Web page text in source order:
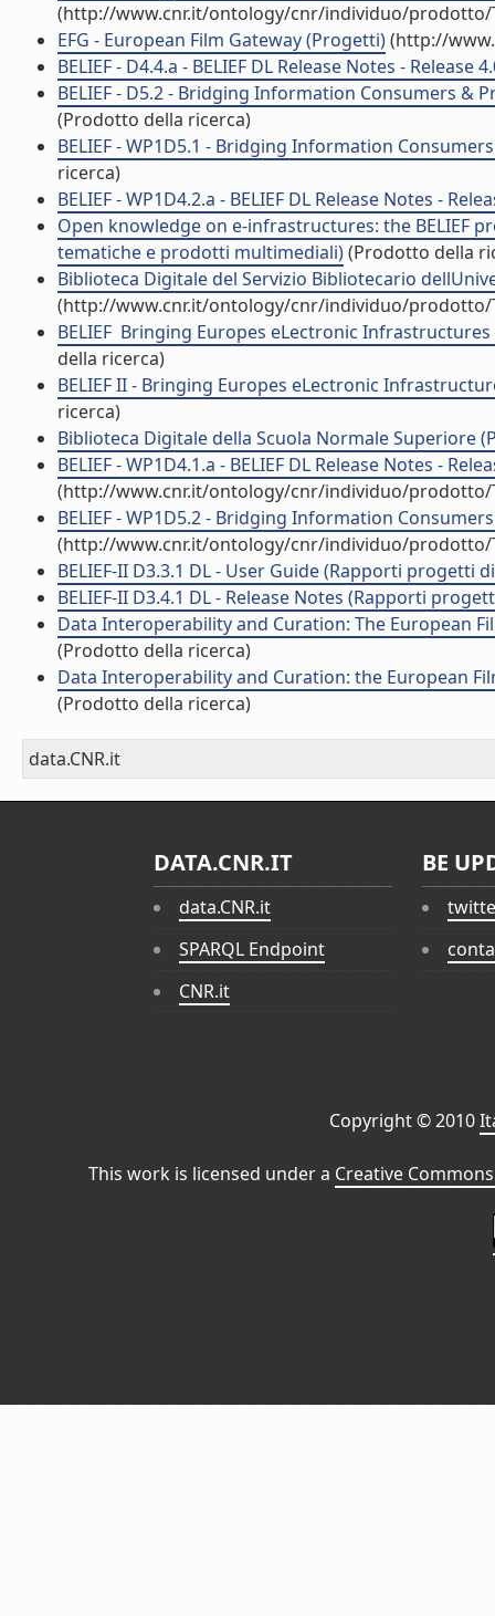
(http://www.cnr.it/ontology/cnr/individuo/prodotto/
EFG - European Film Gateway (Progetti)(http://
BELIEF - D4.4.a - BELIEF DL Release Notes -
BELIEF - D5.2 - Bridging Information Consumers &
(Prodotto della ricerca)
BELIEF - WP1D5.1 - Bridging Information
ricerca)
BELIEF - WP1D4.2.a - BELIEF DL Release Notes -
Open knowledge on e-infrastructures: the BELIEF
tematiche e prodotti multimediali)(Prodotto della
Biblioteca Digitale del Servizio Bibliotecario
(http://www.cnr.it/ontology/cnr/individuo/prodotto/
BELIEF  Bringing Europes eLectronic
della ricerca)
BELIEF II - Bringing Europes eLectronic
ricerca)
Biblioteca Digitale della Scuola Normale Superiore
BELIEF - WP1D4.1.a - BELIEF DL Release Notes -
(http://www.cnr.it/ontology/cnr/individuo/prodotto/
BELIEF - WP1D5.2 - Bridging Information
(http://www.cnr.it/ontology/cnr/individuo/prodotto/
BELIEF-II D3.3.1 DL - User Guide (Rapporti progetti
BELIEF-II D3.4.1 DL - Release Notes (Rapporti
Data Interoperability and Curation: The European
(Prodotto della ricerca)
Data Interoperability and Curation: the European
(Prodotto della ricerca)
data.CNR.it
DATA.CNR.IT
data.CNR.it
SPARQL Endpoint
CNR.it
BE
Copyright © 2010
This work is licensed under a Creative